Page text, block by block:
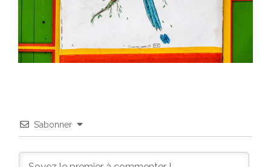
S’abonner